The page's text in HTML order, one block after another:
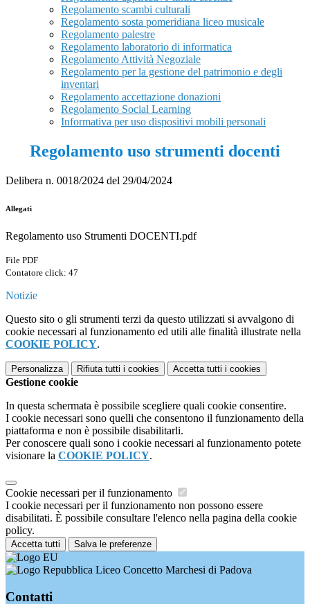
Regolamento scambi culturali
Regolamento sosta pomeridiana liceo musicale
Regolamento palestre
Regolamento laboratorio di informatica
Regolamento Attività Negoziale
Regolamento per la gestione del patrimonio e degli
inventari
Regolamento accettazione donazioni
Regolamento Social Learning
Informativa per uso dispositivi mobili personali
Regolamento uso strumenti docenti
Delibera n. 0018/2024 del 29/04/2024
Allegati
Regolamento uso Strumenti DOCENTI.pdf
File PDF
Contatore click: 47
Notizie
Questo sito o gli strumenti terzi da questo utilizzati si avvalgono di
cookie necessari al funzionamento ed utili alle finalità illustrate nella
COOKIE POLICY.
Personalizza Rifiuta tutti i cookies Accetta tutti i cookies
Gestione cookie
In questa schermata è possibile scegliere quali cookie consentire.
I cookie necessari sono quelli che consentono il funzionamento della
piattaforma e non è possibile disabilitarli.
Per conoscere quali sono i cookie necessari al funzionamento potete
visionare la COOKIE POLICY.
Cookie necessari per il funzionamento
I cookie necessari per il funzionamento non possono essere
disabilitati. È possibile consultare l'elenco nella pagina della cookie
policy.
Accetta tutti Salva le preferenze
Liceo Concetto Marchesi di Padova
Contatti